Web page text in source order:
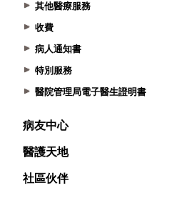
其他醫療服務
收費
病人通知書
特別服務
醫院管理局電子醫生證明書
病友中心
醫護天地
社區伙伴